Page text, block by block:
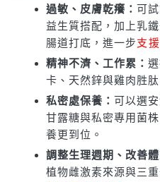
過敏、皮膚乾癢： 可
益生質搭配，加上乳
腸道打底，進一步支
精神不濟、工作累：
卡、天然鋅與雞肉胜肽
私密處保養： 可以選
甘露糖與私密專用菌
養更到位。
調整生理週期、改善體
植物雌激素來源與三重